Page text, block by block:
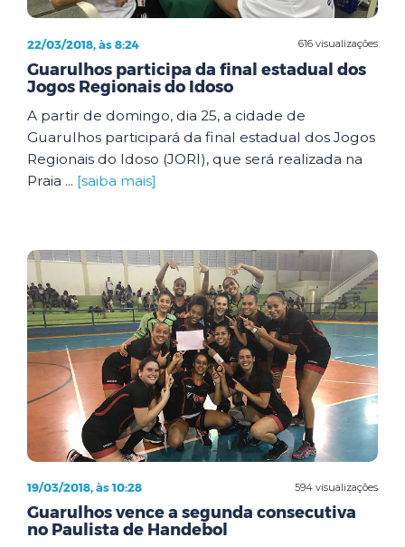
616 visualizações
22/03/2018, às 8:24
Guarulhos participa da final estadual dos
Jogos Regionais do Idoso
A partir de domingo, dia 25, a cidade de
Guarulhos participará da final estadual dos Jogos
Regionais do Idoso (JORI), que será realizada na
Praia ... [saiba mais]
594 visualizações
19/03/2018, às 10:28
Guarulhos vence a segunda consecutiva
no Paulista de Handebol